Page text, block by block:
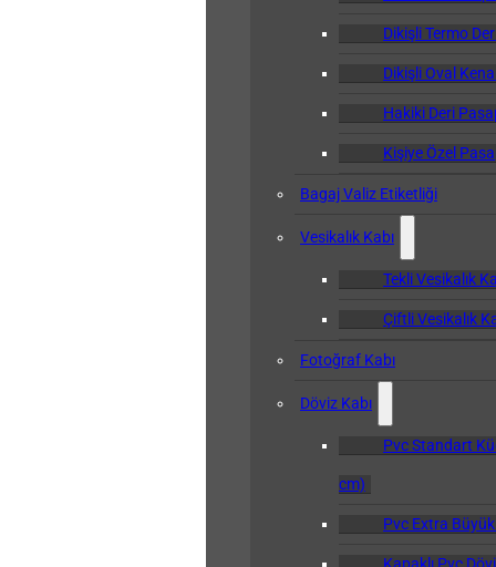
Dikişli Termo
Dikişli Oval
Hakiki Deri
Kişiye Özel
Bagaj Valiz Etiketliği
Vesikalık Kabı
Tekli Vesikalık
Çiftli Vesikalık
Fotoğraf Kabı
Döviz Kabı
Pvc Standart
cm)
Pvc Extra